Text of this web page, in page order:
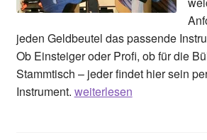
jeden Geldbeutel das passende
Ob Einsteiger oder Profi, ob für die
Stammtisch – jeder findet hier sein
Instrument. Welcome
weiterlesen